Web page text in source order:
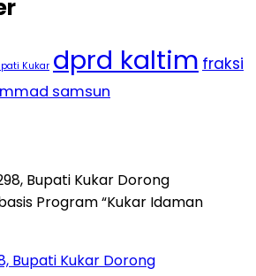
Kukar dprd kaltim fraksi
samsun
Bupati Kukar Dorong